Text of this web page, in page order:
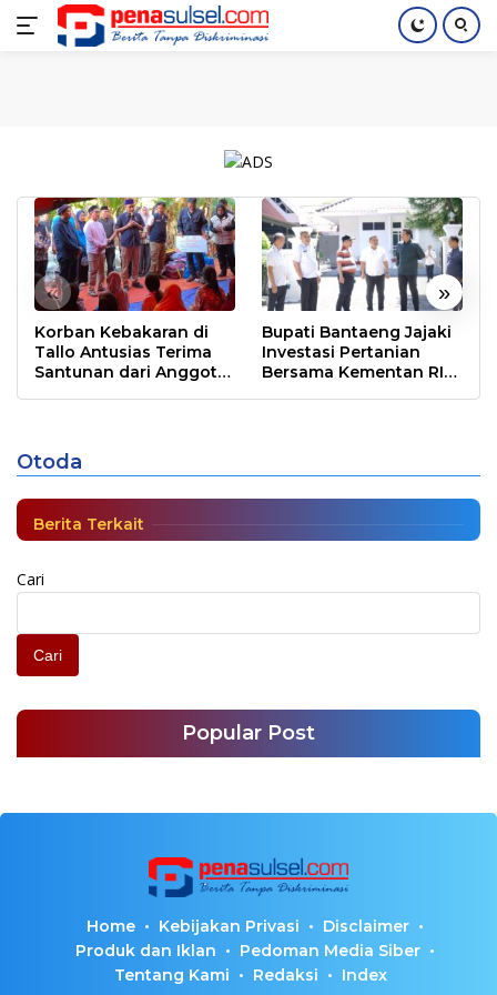
Langsung
Home Nasional Pendidikan Index
« »
Korban Kebakaran di
Tallo Antusias Terima
Santunan dari Anggota
Bupati Bantaeng Jajaki
Investasi Pertanian
Bersama Kementan RI
Otoda
Kewenangan Wilayah
Berita|April 13, 2023
Berita Terkait
Cari
Cari
Popular Post
Home Kebijakan Privasi
Disclaimer
Produk dan Iklan
Pedoman Media Siber
Tentang Kami
Redaksi Index